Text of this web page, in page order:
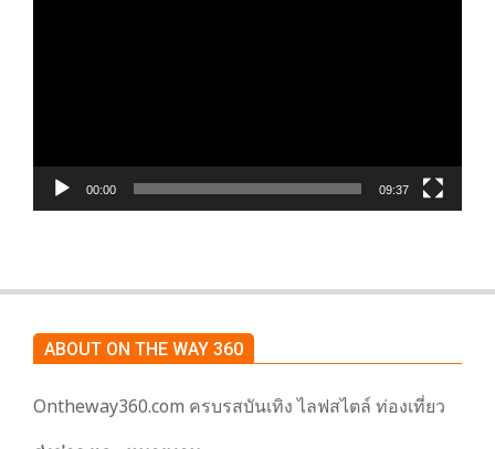
00:00 09:37
ABOUT ON THE WAY 360
Ontheway360.com ครบรสบันเทิง ไลฟสไตล์ ท่องเที่ยว